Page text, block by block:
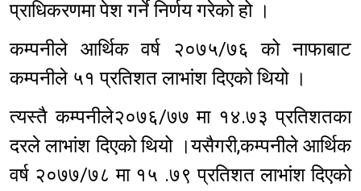
प्राधिकरणमा पेश गर्ने निर्णय गरेको हो ।
कम्पनीले आर्थिक वर्ष २०७५/७६ को नाफाबाट
कम्पनीले ५१ प्रतिशत लाभांश दिएको थियो ।
त्यस्तै कम्पनीले२०७६/७७ मा १४.७३ प्रतिशतका
दरले लाभांश दिएको थियो ।यसैगरी,कम्पनीले आर्थिक
वर्ष २०७७/७८ मा १५ .७९ प्रतिशत लाभांश दिएको